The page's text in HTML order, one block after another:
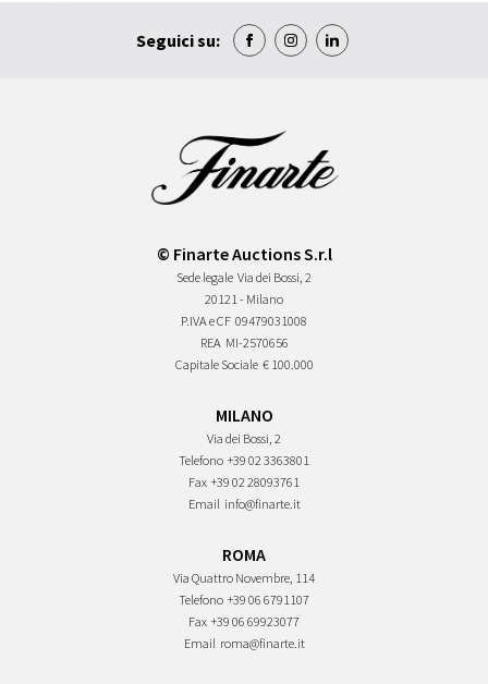
Seguici su:
© Finarte Auctions S.r.l
Sede legale Via dei Bossi, 2
20121 - Milano
P.IVA e CF 09479031008
REA MI-2570656
Capitale Sociale € 100.000
MILANO
Via dei Bossi, 2
Telefono +39 02 3363801
Fax +39 02 28093761
Email info@finarte.it
ROMA
Via Quattro Novembre, 114
Telefono +39 06 6791107
Fax +39 06 69923077
Email roma@finarte.it